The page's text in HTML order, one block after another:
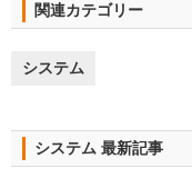
関連カテゴリー
システム
システム 最新記事